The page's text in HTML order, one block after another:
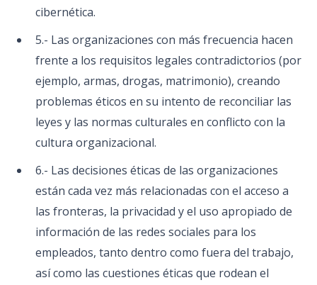
cibernética.
5.- Las organizaciones con más frecuencia hacen
frente a los requisitos legales contradictorios (por
ejemplo, armas, drogas, matrimonio), creando
problemas éticos en su intento de reconciliar las
leyes y las normas culturales en conflicto con la
cultura organizacional.
6.- Las decisiones éticas de las organizaciones
están cada vez más relacionadas con el acceso a
las fronteras, la privacidad y el uso apropiado de
información de las redes sociales para los
empleados, tanto dentro como fuera del trabajo,
así como las cuestiones éticas que rodean el